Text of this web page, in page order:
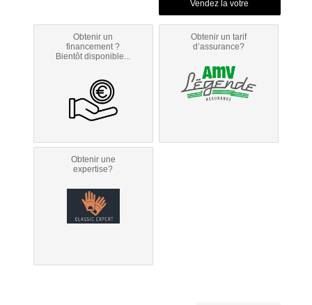
Obtenir un
financement ?
Bientôt disponible...
Obtenir un tarif
d’assurance?
Obtenir une
expertise?